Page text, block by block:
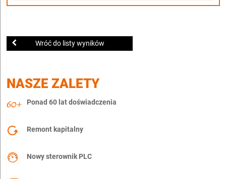
Wróć do listy wyników
NASZE ZALETY
Ponad 60 lat doświadczenia
Remont kapitalny
Nowy sterownik PLC